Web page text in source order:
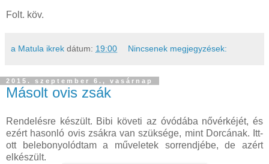
Folt. köv.
a Matula ikrek dátum: 19:00 Nincsenek megjegyzések:
2015. szeptember 6., vasárnap
Másolt ovis zsák
Rendelésre készült. Bibi követi az óvódába nővérkéjét, és
ezért hasonló ovis zsákra van szüksége, mint Dorcának. Itt-
ott belebonyolódtam a műveletek sorrendjébe, de azért
elkészült.